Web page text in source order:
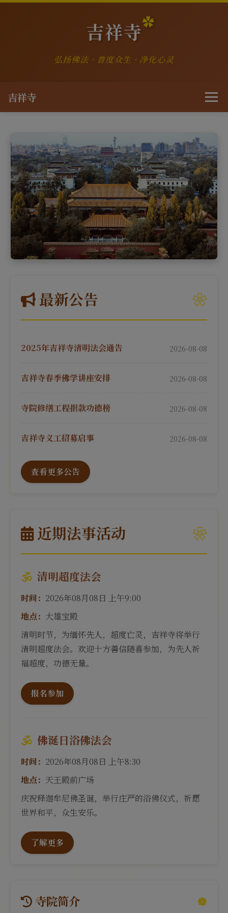
吉祥寺
弘扬佛法 · 普度众生 · 净化心灵
吉祥寺
最新公告
2025年吉祥寺清明法会通告 2026-08-08
吉祥寺春季佛学讲座安排 2026-08-08
寺院修缮工程捐款功德榜 2026-08-08
吉祥寺义工招募启事 2026-08-08
查看更多公告
近期法事活动
清明超度法会
时间： 2026年08月08日 上午9:00
地点： 大雄宝殿
清明时节，为缅怀先人，超度亡灵，吉祥寺将举行
清明超度法会。欢迎十方善信随喜参加，为先人祈
福超度，功德无量。
报名参加
佛诞日浴佛法会
时间： 2026年08月08日 上午8:30
地点： 天王殿前广场
庆祝释迦牟尼佛圣诞，举行庄严的浴佛仪式，祈愿
世界和平，众生安乐。
了解更多
寺院简介